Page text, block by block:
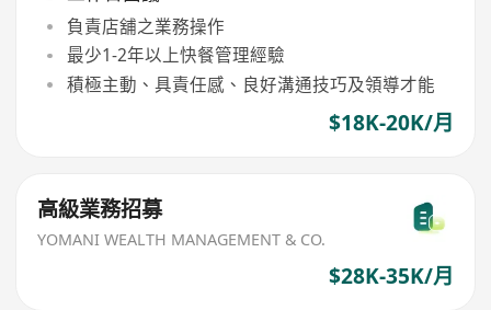
負責店舖之業務操作
最少1-2年以上快餐管理經驗
積極主動、具責任感、良好溝通技巧及領導才能
$18K-20K/月
高級業務招募
YOMANI WEALTH MANAGEMENT & CO.
$28K-35K/月